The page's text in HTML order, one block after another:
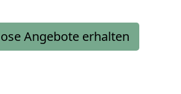
Angebote erhalten